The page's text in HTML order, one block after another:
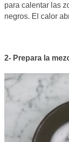
para calentar las
negros. El calor
2- Prepara la